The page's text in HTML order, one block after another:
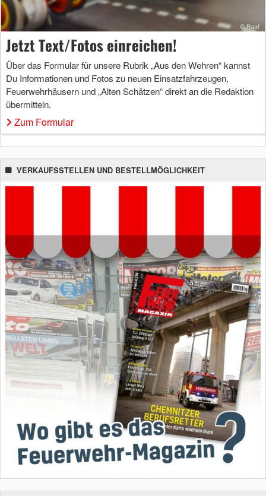
Jetzt Text/Fotos einreichen!
Über das Formular für unsere Rubrik „Aus den Wehren“ kannst
Du Informationen und Fotos zu neuen Einsatzfahrzeugen,
Feuerwehrhäusern und „Alten Schätzen“ direkt an die Redaktion
übermitteln.
Zum Formular
VERKAUFSSTELLEN UND BESTELLMÖGLICHKEIT